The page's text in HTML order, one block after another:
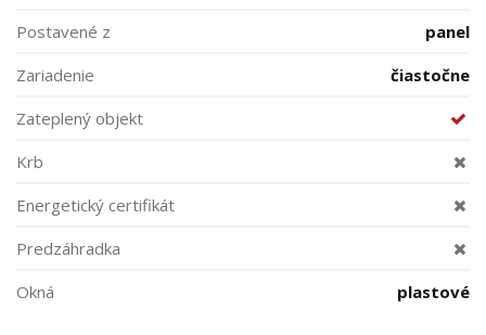
Postavené z
panel
Zariadenie
čiastočne
Zateplený objekt
Krb
Energetický certifikát
Predzáhradka
Okná
plastové